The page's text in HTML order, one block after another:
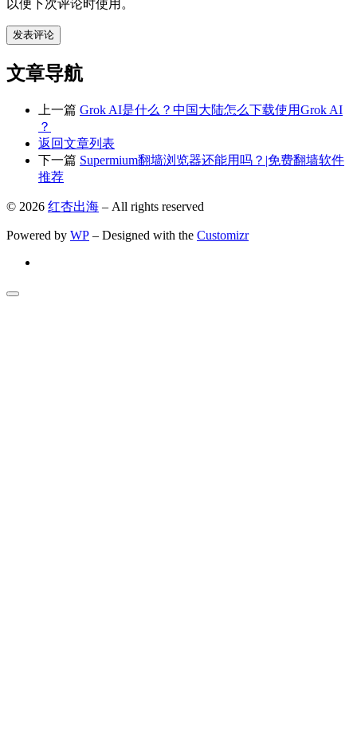
以便下次评论时使用。
文章导航
上一篇 Grok AI是什么？中国大陆怎么下载使用Grok AI
？
返回文章列表
下一篇 Supermium翻墙浏览器还能用吗？|免费翻墙软件
推荐
© 2026 红杏出海 – All rights reserved
Powered by WP – Designed with the Customizr